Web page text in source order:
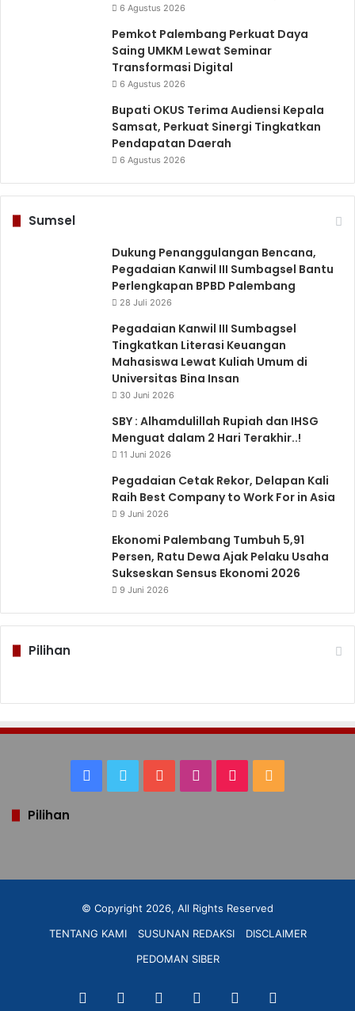
6 Agustus 2026
Pemkot Palembang Perkuat Daya
Saing UMKM Lewat Seminar
Transformasi Digital
6 Agustus 2026
Bupati OKUS Terima Audiensi Kepala
Samsat, Perkuat Sinergi Tingkatkan
Pendapatan Daerah
6 Agustus 2026
Sumsel
Dukung Penanggulangan Bencana,
Pegadaian Kanwil III Sumbagsel Bantu
Perlengkapan BPBD Palembang
28 Juli 2026
Pegadaian Kanwil III Sumbagsel
Tingkatkan Literasi Keuangan
Mahasiswa Lewat Kuliah Umum di
Universitas Bina Insan
30 Juni 2026
SBY : Alhamdulillah Rupiah dan IHSG
Menguat dalam 2 Hari Terakhir..!
11 Juni 2026
Pegadaian Cetak Rekor, Delapan Kali
Raih Best Company to Work For in Asia
9 Juni 2026
Ekonomi Palembang Tumbuh 5,91
Persen, Ratu Dewa Ajak Pelaku Usaha
Sukseskan Sensus Ekonomi 2026
9 Juni 2026
Pilihan
Facebook
Twitter YouTubeInstagram
TikTok
Pilihan
© Copyright 2026, All Rights Reserved
TENTANG KAMI
SUSUNAN REDAKSI
DISCLAIMER
PEDOMAN SIBER
FacebookTwitter YouTubeInstagramTikTok